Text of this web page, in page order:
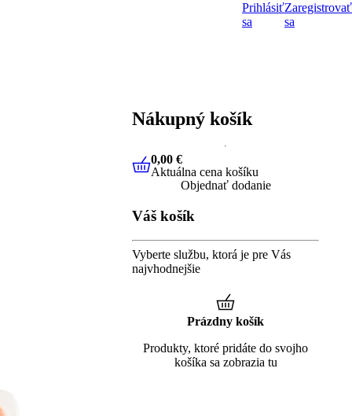
Prihlásiť
sa
Zaregistrovať
sa
Nákupný košík
0,00 €Aktuálna cena košíku
0,00 €
Aktuálna cena košíku
Objednať dodanie
Váš košík
Vyberte službu, ktorá je pre Vás
najvhodnejšie
Prázdny košík
Produkty, ktoré pridáte do svojho
košíka sa zobrazia tu